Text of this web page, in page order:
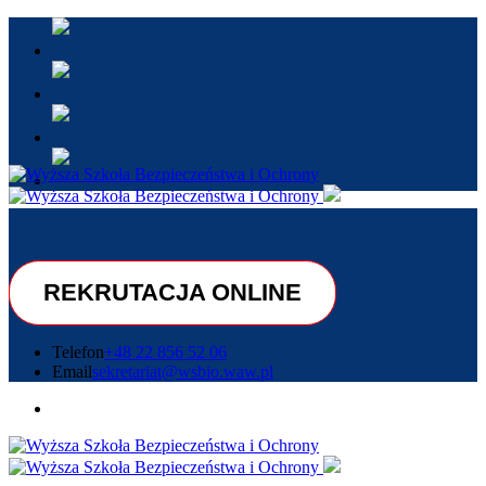
REKRUTACJA ONLINE
Telefon+48 22 856 52 06
Emailsekretariat@wsbio.waw.pl